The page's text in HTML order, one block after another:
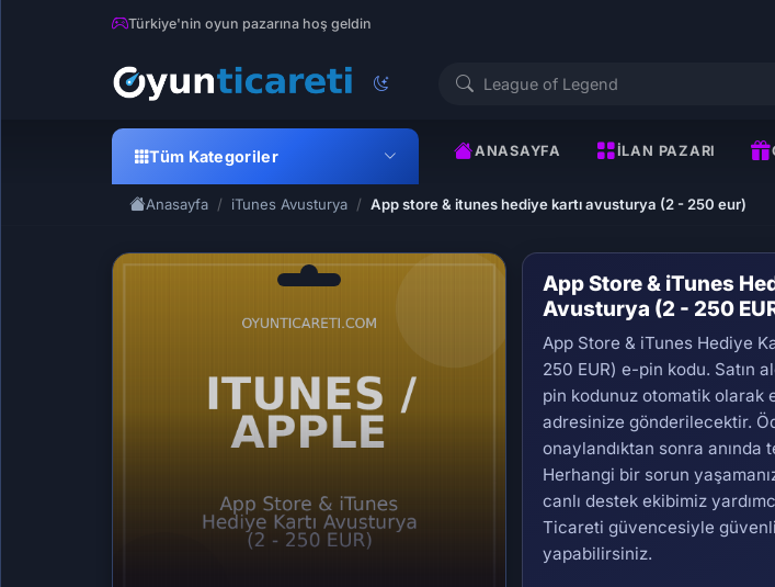
Türkiye'nin oyun pazarına hoş geldin
Tüm Kategoriler ANASAYFA İLAN PAZARI
Anasayfa iTunes Avusturya App store & itunes hediye kartı avusturya (2 - 250 eur)
App Store & iTunes
Avusturya (2 - 250
App Store & iTunes Hediye
250 EUR) e-pin kodu. Satın
pin kodunuz otomatik olarak
adresinize gönderilecektir.
onaylandıktan sonra anında
Herhangi bir sorun
canlı destek ekibimiz
Ticareti güvencesiyle
yapabilirsiniz.